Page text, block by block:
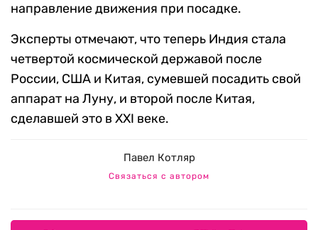
направление движения при посадке.
Эксперты отмечают, что теперь Индия стала
четвертой космической державой после
России, США и Китая, сумевшей посадить свой
аппарат на Луну, и второй после Китая,
сделавшей это в XXI веке.
Павел Котляр
Связаться с автором